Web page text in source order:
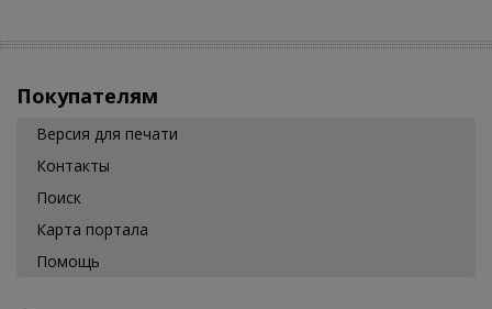
Покупателям
Версия для печати
Контакты
Поиск
Карта портала
Помощь